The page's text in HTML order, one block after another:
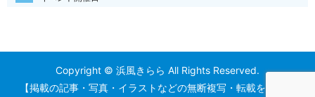
Copyright © 浜風きらら All Rights Reserved.
【掲載の記事・写真・イラストなどの無断複写・転載を禁じま